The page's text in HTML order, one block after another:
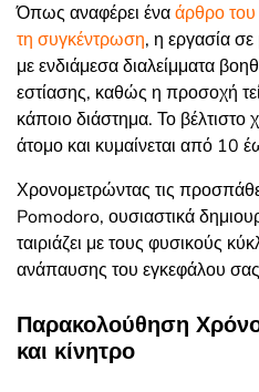
Όπως αναφέρει έναάρθρο του
τη συγκέντρωση, η εργασία σε
με ενδιάμεσα διαλείμματα
εστίασης, καθώς η προσοχή
κάποιο διάστημα. Το βέλτιστο
άτομο και κυμαίνεται από 10
Χρονομετρώντας τις
Pomodoro, ουσιαστικά
ταιριάζει με τους φυσικούς
ανάπαυσης του εγκεφάλου
Παρακολούθηση
και κίνητρο